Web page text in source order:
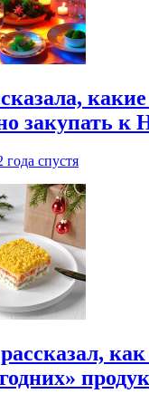
закупать к
года спустя